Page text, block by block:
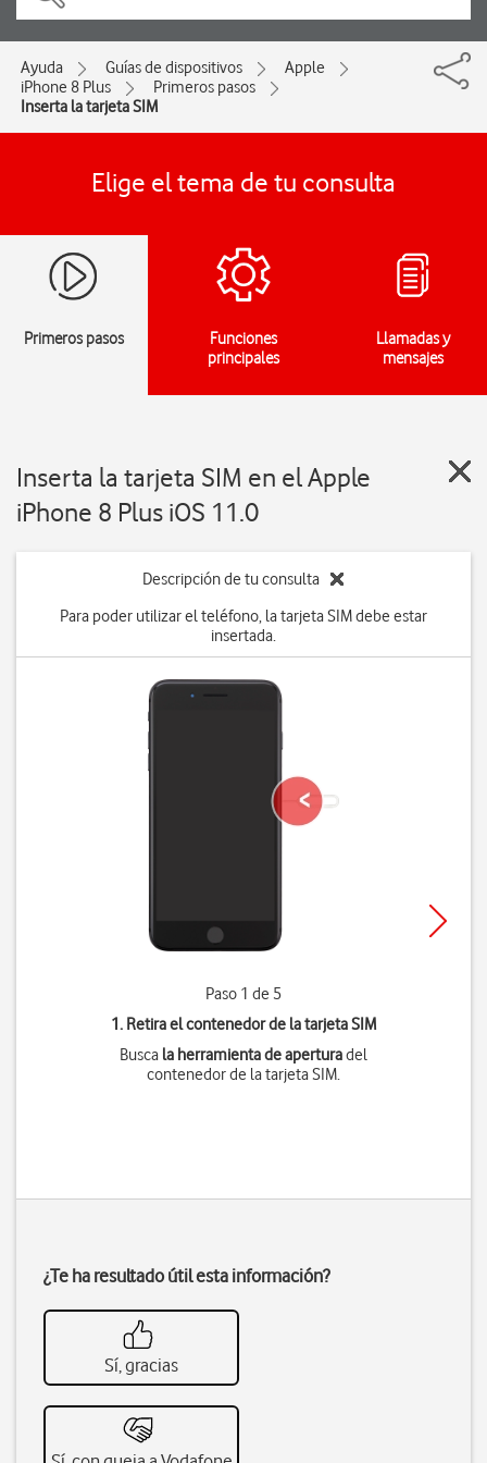
Ayuda Guías de dispositivos
Apple
iPhone 8 Plus
Primeros pasos
Inserta la tarjeta SIM
Elige el tema de tu consulta
Primeros pasos
Funciones
principales
Llamadas y
mensajes
Inserta la tarjeta SIM en el Apple
iPhone 8 Plus iOS 11.0
Descripción de tu consulta
Para poder utilizar el teléfono, la tarjeta SIM debe estar
insertada.
Paso 1 de 5
1. Retira el contenedor de la tarjeta SIM
Busca la herramienta de aperturadel
contenedor de la tarjeta SIM.
¿Te ha resultado útil esta información?
Sí, gracias